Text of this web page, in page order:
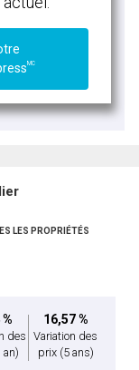
MC
LES PROPRIÉTÉS
des
an)
16,57 %
Variation des
prix (5 ans)